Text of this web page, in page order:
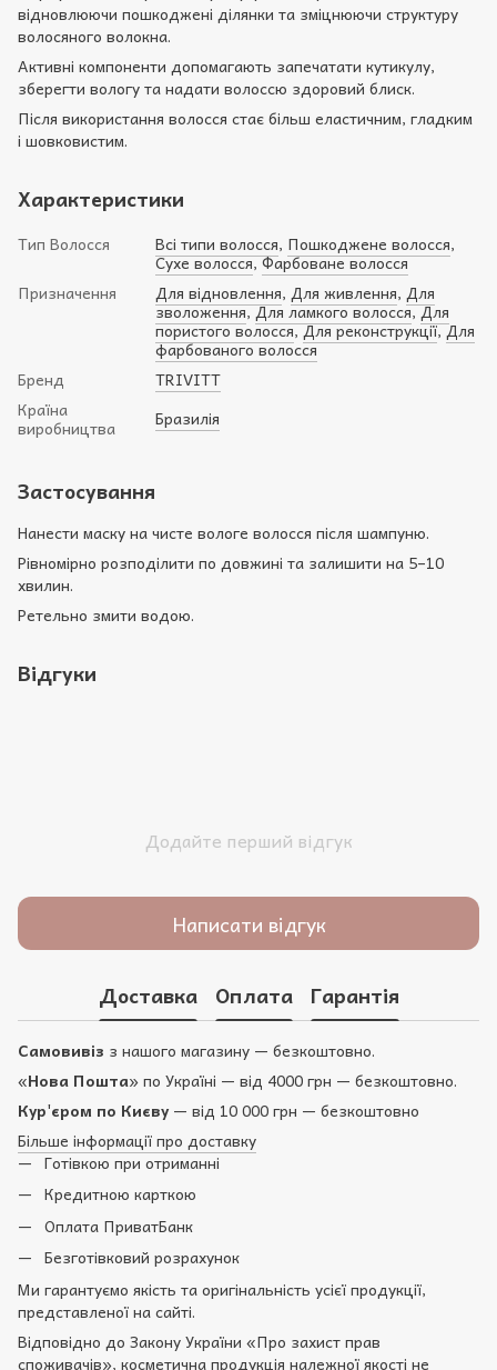
відновлюючи пошкоджені ділянки та зміцнюючи структуру
волосяного волокна.
Активні компоненти допомагають запечатати кутикулу,
зберегти вологу та надати волоссю здоровий блиск.
Після використання волосся стає більш еластичним, гладким
і шовковистим.
Характеристики
Тип Волосся Всі типи волосся, Пошкоджене волосся,
Сухе волосся,Фарбоване волосся
Призначення
Для відновлення, Для живлення, Для
зволоження,Для ламкого волосся,Для
пористого волосся,Для реконструкції,Для
фарбованого волосся
Бренд
TRIVITT
Країна
виробництва Бразилія
Застосування
Нанести маску на чисте вологе волосся після шампуню.
Рівномірно розподілити по довжині та залишити на 5–10
хвилин.
Ретельно змити водою.
Відгуки
Додайте перший відгук
Написати відгук
Доставка Оплата Гарантія
Самовивіз з нашого магазину — безкоштовно.
«Нова Пошта» по Україні — від 4000 грн — безкоштовно.
Кур'єром по Києву — від 10 000 грн — безкоштовно
Більше інформації про доставку
Готівкою при отриманні
Кредитною карткою
Оплата ПриватБанк
Безготівковий розрахунок
Ми гарантуємо якість та оригінальність усієї продукції,
представленої на сайті.
Відповідно до Закону України «Про захист прав
споживачів», косметична продукція належної якості не